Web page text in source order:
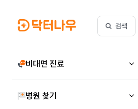
검색
비대면 진료
병원 찾기